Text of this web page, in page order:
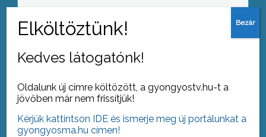
betörések száma a Duranda területén
Kedves látogatónk!
Oldalunk új címre költözött, a gyongyostv.hu-t a
jövőben már nem frissítjük!
Kérjük kattintson IDE és ismerje meg új portálunkat a
gyongyosma.hu címen!